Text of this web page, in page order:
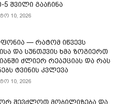
5 შვილი გააჩინა
10, 2026
— რატომ იწვევს
და სუნთქვის ხმა ზოგიერთ
ძლიერ რეაქციას და რას
ტვინის კვლევა
10, 2026
შევძლოთ მობილიზება და